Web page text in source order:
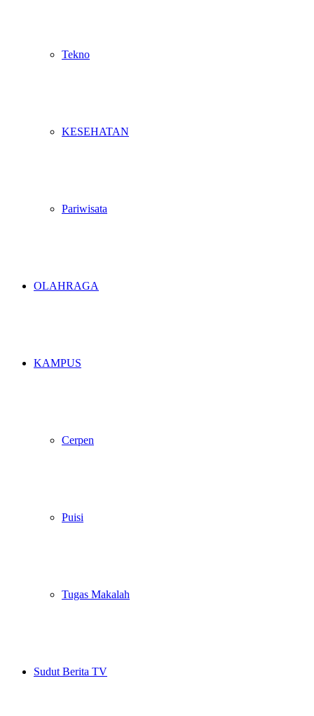
Tekno
KESEHATAN
Pariwisata
OLAHRAGA
KAMPUS
Cerpen
Puisi
Tugas Makalah
Sudut Berita TV